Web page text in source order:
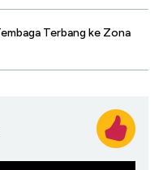
Terbang ke Zona